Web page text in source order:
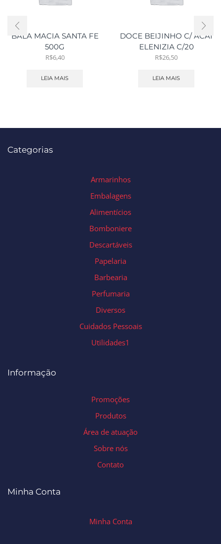
BALA MACIA SANTA FE
500G
R$6,40
LEIA MAIS
DOCE BEIJINHO C/ ACAI
ELENIZIA C/20
R$26,50
LEIA MAIS
Categorias
Armarinhos
Embalagens
Alimentícios
Bomboniere
Descartáveis
Papelaria
Barbearia
Perfumaria
Diversos
Cuidados Pessoais
Utilidades1
Informação
Promoções
Produtos
Área de atuação
Sobre nós
Contato
Minha Conta
Minha Conta